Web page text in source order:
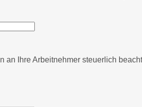
an Ihre Arbeitnehmer steuerlich